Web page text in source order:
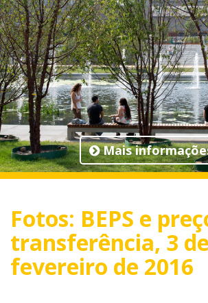
Mais
Fotos: BEPS e
transferência, 3 de
fevereiro de 2016